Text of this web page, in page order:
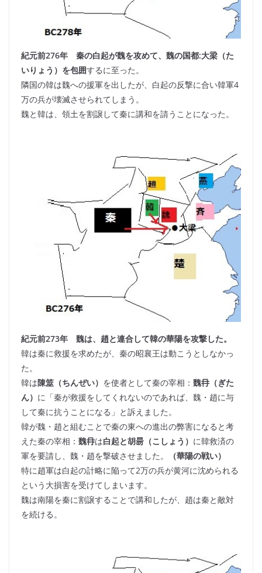
紀元前276年 秦の白起が魏を攻めて、魏の国都:大梁（た
いりょう）を包囲するに至った。
隣国の韓は魏への援軍を出したが、白起の反撃に合い韓軍4
万の兵が壊滅させられてしまう。
魏と韓は、領土を割譲して秦に講和を請うことになった。
紀元前273年 魏は、趙と連合して韓の華陽を攻撃した。
韓は秦に救援を求めたが、秦の昭襄王は動こうとしなかっ
た。
韓は陳筮（ちんぜい） を使者として秦の宰相： 魏冄（ぎた
ん） に「秦が救援をしてくれないのであれば、魏・趙に与
して秦に抗うことになる」と訴えました。
韓が魏・趙と組むことで秦の東への進出の弊害になると考
えた秦の宰相： 魏冄は白起と胡昜（こしょう） に韓救済の
軍を要請し、魏・趙を撃破させました。
（華陽の戦い）
特に趙軍は白起の計略に陥って2万の兵が黄河に沈められる
という大損害を受けてしまいます。
魏は南陽を秦に割譲することで講和したが、趙は秦と敵対
を続ける。